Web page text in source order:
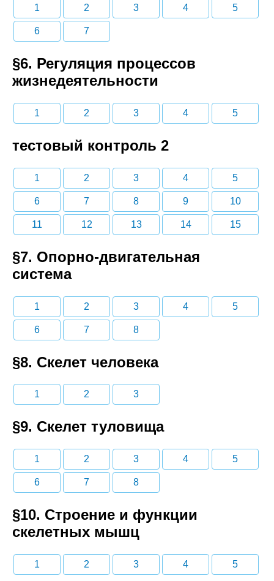
1 2 3 4 5
6 7
§6. Регуляция процессов
жизнедеятельности
1 2 3 4 5
тестовый контроль 2
1 2 3 4 5
6 7 8 9 10
11 12 13 14 15
§7. Опорно-двигательная
система
1 2 3 4 5
6 7 8
§8. Скелет человека
1 2 3
§9. Скелет туловища
1 2 3 4 5
6 7 8
§10. Строение и функции
скелетных мышц
1 2 3 4 5